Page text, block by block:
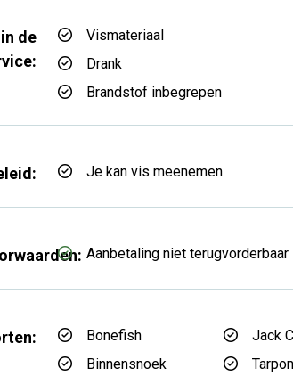
de
Vismateriaal
Drank
Brandstof inbegrepen
Je kan vis meenemen
Aanbetaling niet terugvorderbaar
Bonefish Jack
Binnensnoek
Tarpon